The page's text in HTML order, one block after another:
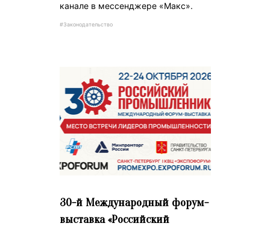
канале в мессенджере «Макс».
#Законодательство
30-й Международный форум-
выставка «Российский